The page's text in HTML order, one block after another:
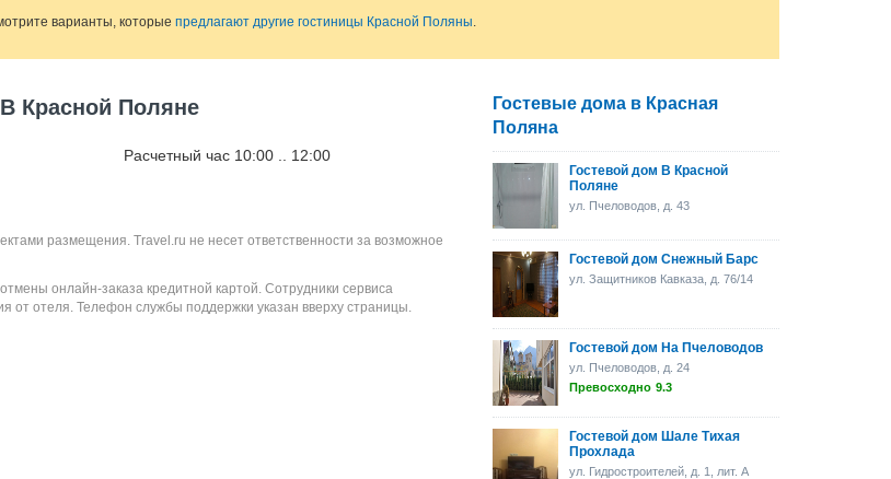
варианты, которые предлагают другие гостиницы Красной Поляны.
В Красной Поляне
Расчетный час 10:00 .. 12:00
размещения. Travel.ru не несет ответственности за возможное
онлайн-заказа кредитной картой. Сотрудники сервиса
от отеля. Телефон службы поддержки указан вверху страницы.
Гостевые дома в Красная
Поляна
Гостевой дом В Красной
Поляне
ул. Пчеловодов, д. 43
Гостевой дом Снежный Барс
ул. Защитников Кавказа, д. 76/14
Гостевой дом На Пчеловодов
ул. Пчеловодов, д. 24
Превосходно 9.3
Гостевой дом Шале Тихая
Прохлада
ул. Гидростроителей, д. 1, лит. А